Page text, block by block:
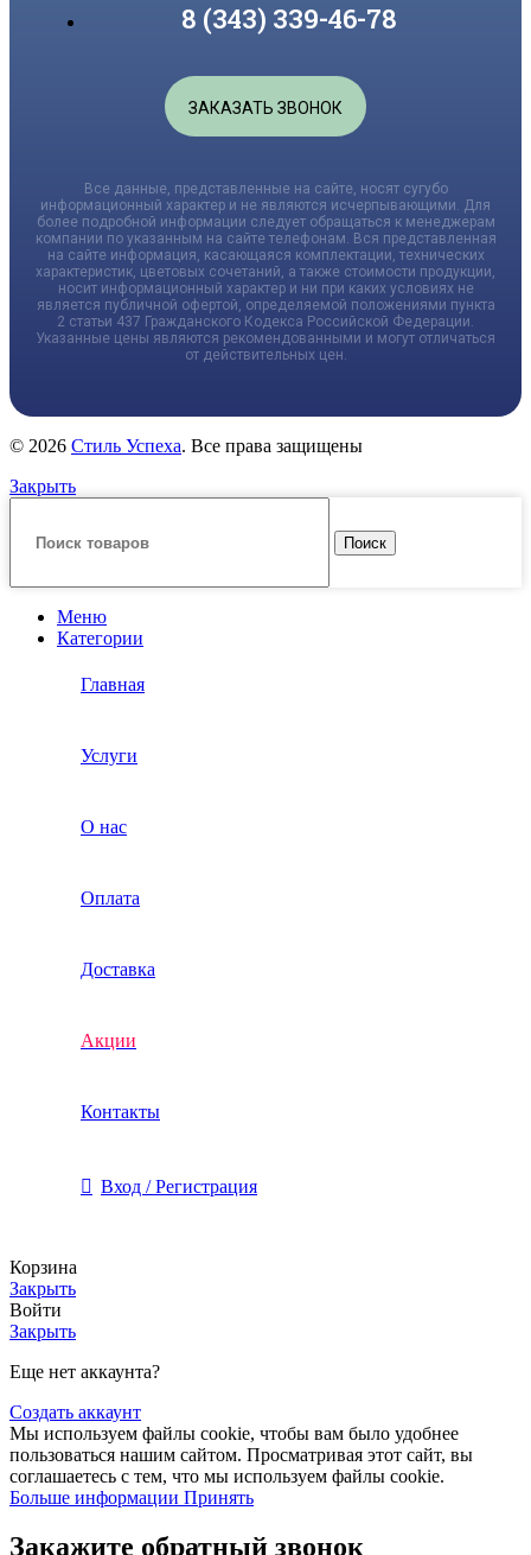
8 (343) 339-46-78
ЗАКАЗАТЬ ЗВОНОК
Все данные, представленные на сайте, носят сугубо
информационный характер и не являются исчерпывающими. Для
более подробной информации следует обращаться к менеджерам
компании по указанным на сайте телефонам. Вся представленная
на сайте информация, касающаяся комплектации, технических
характеристик, цветовых сочетаний, а также стоимости продукции,
носит информационный характер и ни при каких условиях не
является публичной офертой, определяемой положениями пункта
2 статьи 437 Гражданского Кодекса Российской Федерации.
Указанные цены являются рекомендованными и могут отличаться
от действительных цен.
© 2026 Стиль Успеха. Все права защищены
Закрыть
Поиск
Меню
Категории
Главная
Услуги
О нас
Оплата
Доставка
Акции
Контакты
Вход / Регистрация
Корзина
Закрыть
Войти
Закрыть
Еще нет аккаунта?
Создать аккаунт
Мы используем файлы cookie, чтобы вам было удобнее
пользоваться нашим сайтом. Просматривая этот сайт, вы
соглашаетесь с тем, что мы используем файлы cookie.
Больше информации Принять
Закажите обратный звонок